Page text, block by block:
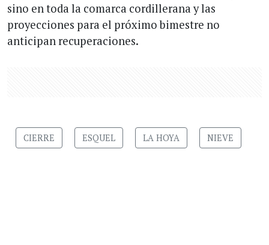
sino en toda la comarca cordillerana y las
proyecciones para el próximo bimestre no
anticipan recuperaciones.
CIERRE ESQUEL LA HOYA NIEVE